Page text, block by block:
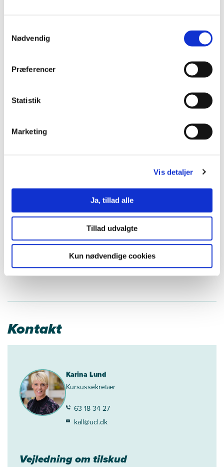
Nødvendig
Præferencer
Statistik
Marketing
Vis detaljer
Ja, tillad alle
Tillad udvalgte
Kun nødvendige cookies
Den Kommunale Kompetencefond
1. Find det kursus, du vil deltage på.
2. Tilmeld dig kurset.
Ansøgningen underskrives fysisk eller digitalt af ansøger,
tillidsrepræsentant og leder.
4. Ansøgningen behandles,hvorefter ansøger,
tillidsrepræsentant og leder modtager svar via de e-
mailadresser, der er indtastet i ansøgningen. Der
modtages normalt svar på ansøgningen indenfor 14
dage til en måned.
Kontakt
Karina Lund
Kursussekretær
63 18 34 27
kall@ucl.dk
Vejledning om tilskud